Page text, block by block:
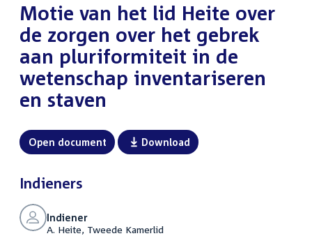
:Motie van het lid Heite over
de zorgen over het gebrek
aan pluriformiteit in de
wetenschap inventariseren
en staven
Open document Download
Indieners
Indiener
A. Heite, Tweede Kamerlid